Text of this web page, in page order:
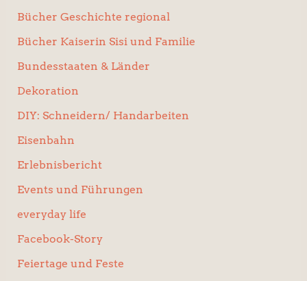
Bücher Geschichte regional
Bücher Kaiserin Sisi und Familie
Bundesstaaten & Länder
Dekoration
DIY: Schneidern/ Handarbeiten
Eisenbahn
Erlebnisbericht
Events und Führungen
everyday life
Facebook-Story
Feiertage und Feste